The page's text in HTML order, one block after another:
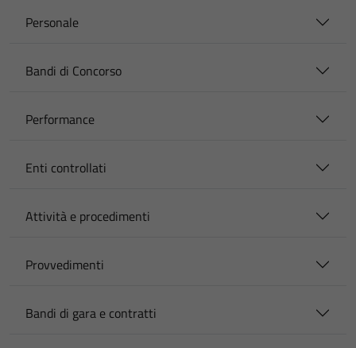
Personale
Bandi di Concorso
Performance
Enti controllati
Attività e procedimenti
Provvedimenti
Bandi di gara e contratti